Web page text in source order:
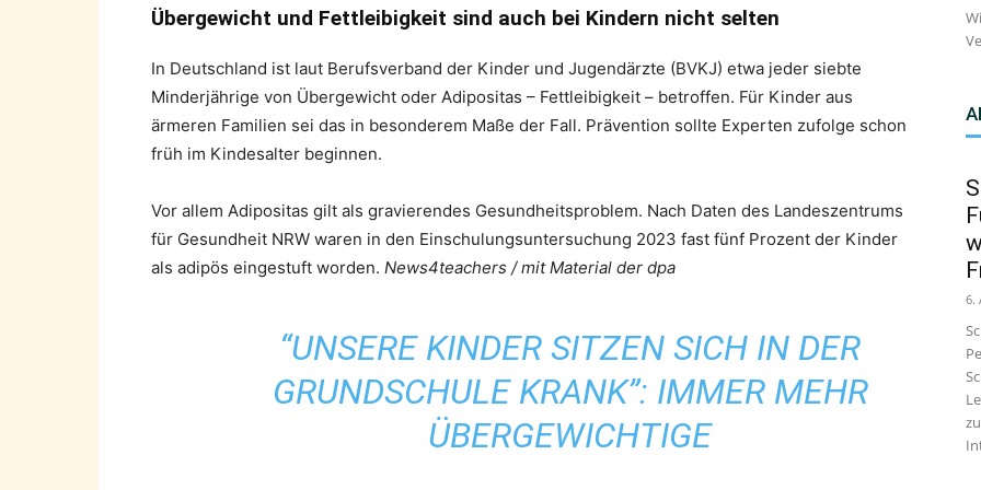
Übergewicht und Fettleibigkeit sind auch bei Kindern nicht selten
In Deutschland ist laut Berufsverband der Kinder und Jugendärzte (BVKJ) etwa jeder siebte
Minderjährige von Übergewicht oder Adipositas – Fettleibigkeit – betroffen. Für Kinder aus
ärmeren Familien sei das in besonderem Maße der Fall. Prävention sollte Experten zufolge schon
früh im Kindesalter beginnen.
Vor allem Adipositas gilt als gravierendes Gesundheitsproblem. Nach Daten des Landeszentrums
für Gesundheit NRW waren in den Einschulungsuntersuchung 2023 fast fünf Prozent der Kinder
als adipös eingestuft worden. News4teachers / mit Material der dpa
“UNSERE KINDER SITZEN SICH IN DER
GRUNDSCHULE KRANK”: IMMER MEHR
ÜBERGEWICHTIGE
6.